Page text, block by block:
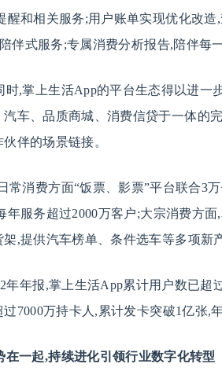
醒和相关服务;用户账单实现优化改
伴式服务;专属消费分析报告,陪伴
时,掌上生活App的平台生态得以进一
车、品质商城、消费信贷于一体的
伴的场景链接。
常消费方面“饭票、影票”平台联合3
年服务超过2000万客户;大宗消费方
架,提供汽车榜单、条件选车等多项新
年年报,掌上生活App累计用户数已超
7000万持卡人,累计发卡突破1亿张,
在一起,持续进化引领行业数字化转型